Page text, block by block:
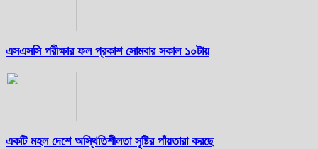
এসএসসি পরীক্ষার ফল প্রকাশ সোমবার সকাল ১০টায়
একটি মহল দেশে অস্থিতিশীলতা সৃষ্টির পাঁয়তারা করছে